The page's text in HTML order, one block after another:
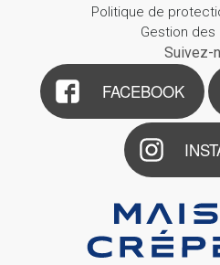
Politique de
Gestion des
Suivez-
FACEBOOK